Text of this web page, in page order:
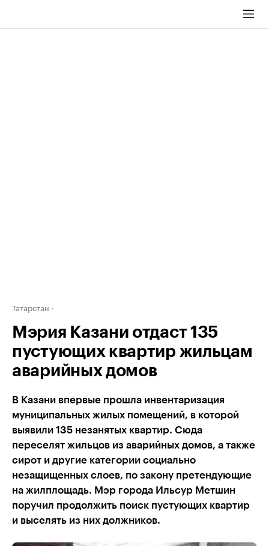
Татарстан
Мэрия Казани отдаст 135
пустующих квартир жильцам
аварийных домов
В Казани впервые прошла инвентаризация
муниципальных жилых помещений, в которой
выявили 135 незанятых квартир. Сюда
переселят жильцов из аварийных домов, а также
сирот и другие категории социально
незащищенных слоев, по закону претендующие
на жилплощадь. Мэр города Ильсур Метшин
поручил продолжить поиск пустующих квартир
и выселять из них должников.